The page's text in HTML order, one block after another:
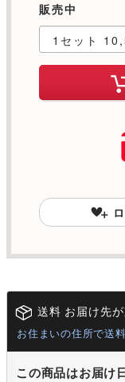
販売中
送料 お届け先
お住まいの住所で送
この商品はお届け